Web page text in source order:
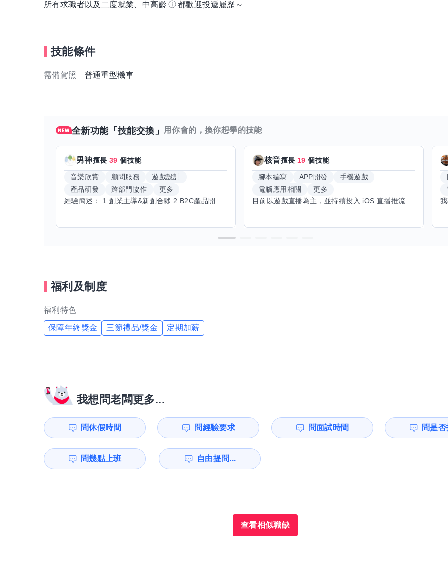
所有求職者以及二度就業、中高齡 都歡迎投遞履歷～
技能條件
需備駕照 普通重型機車
全新功能「技能交換」 用你會的，換你想學的技能
男神擅長39 個技能
音樂欣賞 顧問服務
遊戲設計
產品研發
跨部門協作
更多
經驗簡述： 1.創業主導&新創合夥 2.B2C產品開發運營一條龍 3.AI應用開發與量化研究新創 標籤話題都可以聊，開放交流 找尋共同創業機會，亦歡迎新創收編
核音擅長 19 個技能
腳本編寫 APP開發
手機遊戲
電腦應用相關
更多
目前以遊戲直播為主，並持續投入 iOS 直播推流應用開發。對直播技術、影音串流、AI 應用、內容創作與產品設計有濃厚興趣，平時透過實作累積開發經驗，也持續學習 Godot 遊戲開發、影音剪輯、音樂創作與編曲等相關技術。 希望透過技能交換認識不同背景的夥伴，一起交流開發經驗、Side Project、AI 工作流程、內容創作與職涯發展。如果你也對程式開發、直播技術、設計、美術、Cosplay、造型、化妝、攝影、影音製作、音樂創作等領域有興趣，都很歡迎交流，彼此分享經驗、互相學習，一起成長。
福利及制度
福利特色
保障年終獎金 三節禮品/獎金 定期加薪
我想問老闆更多...
問休假時間 問經驗要求 問面試時間 問是
問幾點上班 自由提問...
查看相似職缺